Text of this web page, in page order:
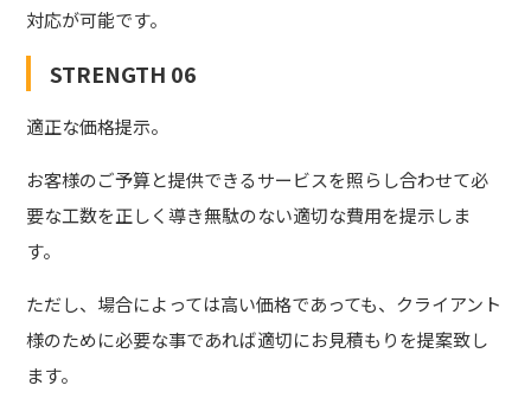
対応が可能です。
STRENGTH 06
適正な価格提示。
お客様のご予算と提供できるサービスを照らし合わせて必
要な工数を正しく導き無駄のない適切な費用を提示しま
す。
ただし、場合によっては高い価格であっても、クライアント
様のために必要な事であれば適切にお見積もりを提案致し
ます。